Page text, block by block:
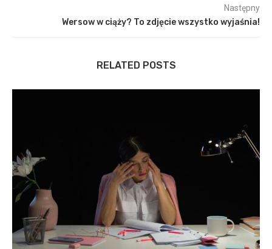
Następny
Wersow w ciąży? To zdjęcie wszystko wyjaśnia!
RELATED POSTS